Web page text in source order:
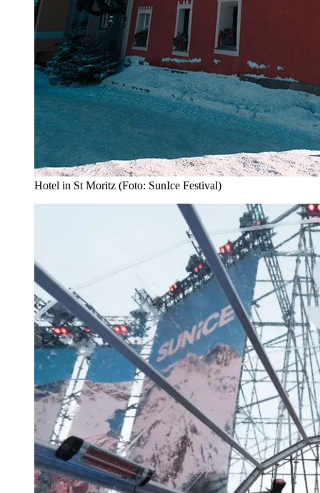
Hotel in St Moritz (Foto: SunIce Festival)